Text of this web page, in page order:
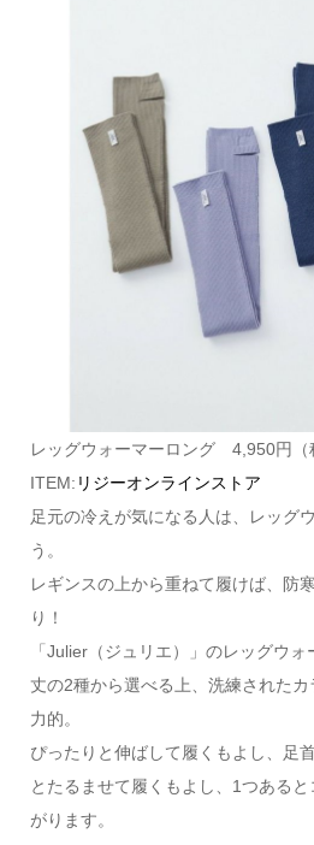
レッグウォーマーロング 4,950円（
ITEM: リジーオンラインストア
足元の冷えが気になる人は、レッグ
う。
レギンスの上から重ねて履けば、防
り！
「Julier（ジュリエ）」のレッグウ
丈の2種から選べる上、洗練された
力的。
ぴったりと伸ばして履くもよし、足
とたるませて履くもよし、1つある
がります。